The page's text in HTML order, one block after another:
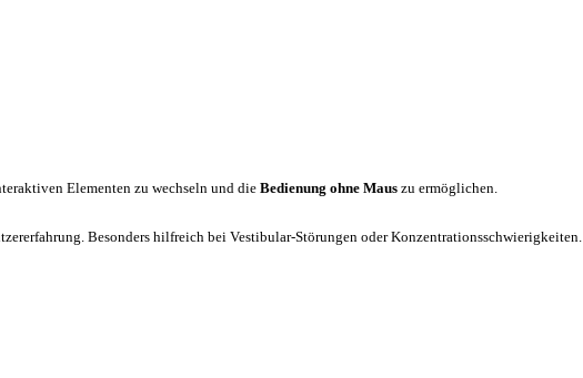
Elementen zu wechseln und die Bedienung ohne Maus zu ermöglichen.
Besonders hilfreich bei Vestibular-Störungen oder Konzentrationsschwierigkeiten.